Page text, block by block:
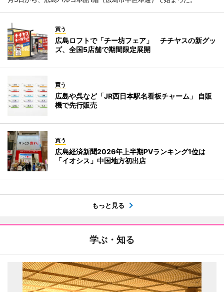
買う
広島ロフトで「チー坊フェア」 チチヤスの新グッ
ズ、全国5店舗で期間限定展開
買う
広島や呉など「JR西日本駅名看板チャーム」 自販
機で先行販売
買う
広島経済新聞2026年上半期PVランキング1位は
「イオシス」中国地方初出店
もっと見る
学ぶ・知る